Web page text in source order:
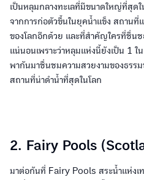
เป็นหลุมกลางทะเลที่มีขนาดใหญ่ที่สุด
จากการก่อตัวขึ้นในยุคน้ำแข็ง สถานที่
ของโลกอีกด้วย และที่สำคัญใครที่ชื่นช
แน่นอนเพราะว่าหลุมแห่งนี้ยังเป็น 1
พากันมาชื่นชมความสวยงามของธรร
สถานที่น่าดำน้ำที่สุดในโลก
2. Fairy Pools
มาต่อกันที่ Fairy Pools สระน้ำแห่งเ